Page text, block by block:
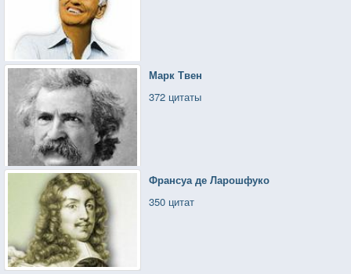
Марк Твен
372 цитаты
Франсуа де Ларошфуко
350 цитат